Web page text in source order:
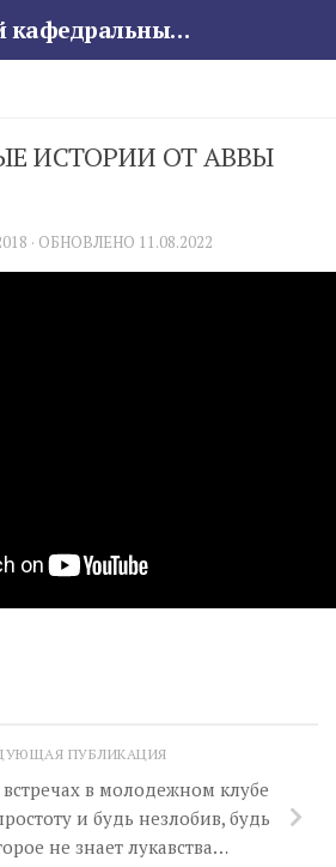
Свято-Троицкий кафедральный собор
ИСТОРИИ ОТ АВВЫ
· ОБНОВЛЕНО 11.08.2022
ПУБЛИКАЦИЯ
в молодежном клубе
и будь незлобив, будь
не знает лукавства…